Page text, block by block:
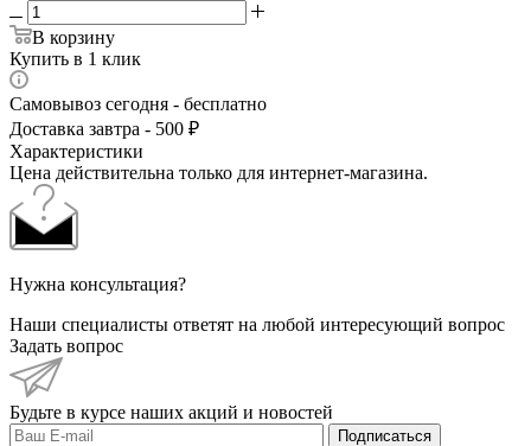
В корзину
Купить в 1 клик
Самовывоз сегодня - бесплатно
Доставка завтра - 500 ₽
Характеристики
Цена действительна только для интернет-магазина.
Нужна консультация?
Наши специалисты ответят на любой интересующий вопрос
Задать вопрос
Будьте в курсе наших акций и новостей
Подписаться